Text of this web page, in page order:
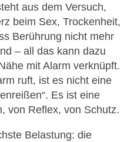
aus dem Versuch,
beim Sex, Trockenheit,
Berührung nicht mehr
– all das kann dazu
mit Alarm verknüpft.
ruft, ist es nicht eine
Es ist eine
von Reflex, von Schutz.
Belastung: die